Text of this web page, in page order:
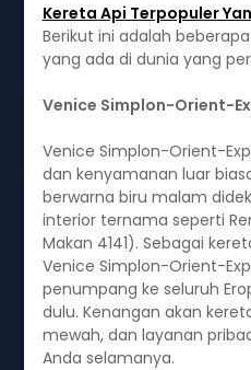
Kereta Api Terpopuler
Berikut ini adalah
yang ada di dunia yang
Venice Simplon-Orient-
Venice Simplon-Orient-
dan kenyamanan luar
berwarna biru malam
interior ternama seperti
Makan 4141). Sebagai
Venice Simplon-Orient-
penumpang ke seluruh
dulu. Kenangan akan
mewah, dan layanan
Anda selamanya.